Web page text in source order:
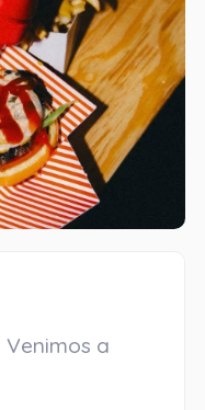
Venimos a